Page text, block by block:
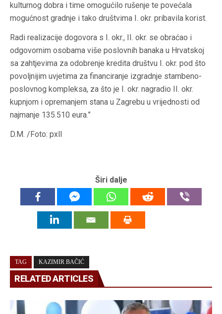
kulturnog dobra i time omogućilo rušenje te povećala
mogućnost gradnje i tako društvima I. okr. pribavila korist.
Radi realizacije dogovora s I. okr., II. okr. se obraćao i
odgovornim osobama više poslovnih banaka u Hrvatskoj
sa zahtjevima za odobrenje kredita društvu I. okr. pod što
povoljnijim uvjetima za financiranje izgradnje stambeno-
poslovnog kompleksa, za što je I. okr. nagradio II. okr.
kupnjom i opremanjem stana u Zagrebu u vrijednosti od
najmanje 135.510 eura.”
D.M. /Foto: pxll
Širi dalje
TAG KAZIMIR BAČIĆ
RELATED ARTICLES